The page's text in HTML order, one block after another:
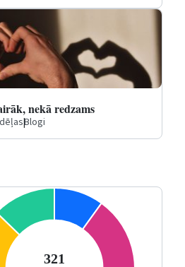
nekā redzams
|Blogi